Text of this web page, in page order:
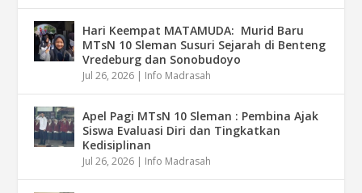
Hari Keempat MATAMUDA: Murid Baru
MTsN 10 Sleman Susuri Sejarah di Benteng
Vredeburg dan Sonobudoyo
Jul 26, 2026 | Info Madrasah
Apel Pagi MTsN 10 Sleman : Pembina Ajak
Siswa Evaluasi Diri dan Tingkatkan
Kedisiplinan
Jul 26, 2026 | Info Madrasah